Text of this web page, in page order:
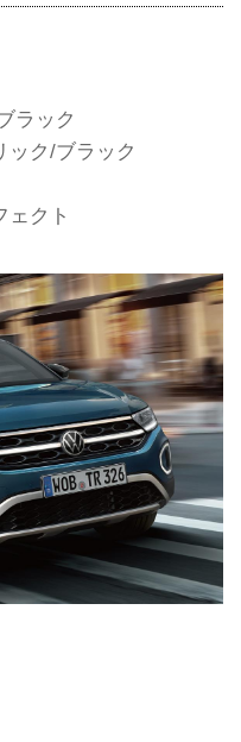
ラック
ック/ブラック
ェクト